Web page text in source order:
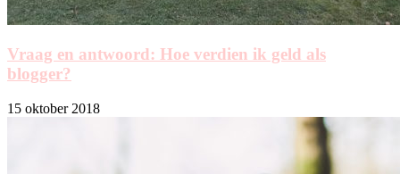
Vraag en antwoord: Hoe verdien ik geld als
blogger?
15 oktober 2018